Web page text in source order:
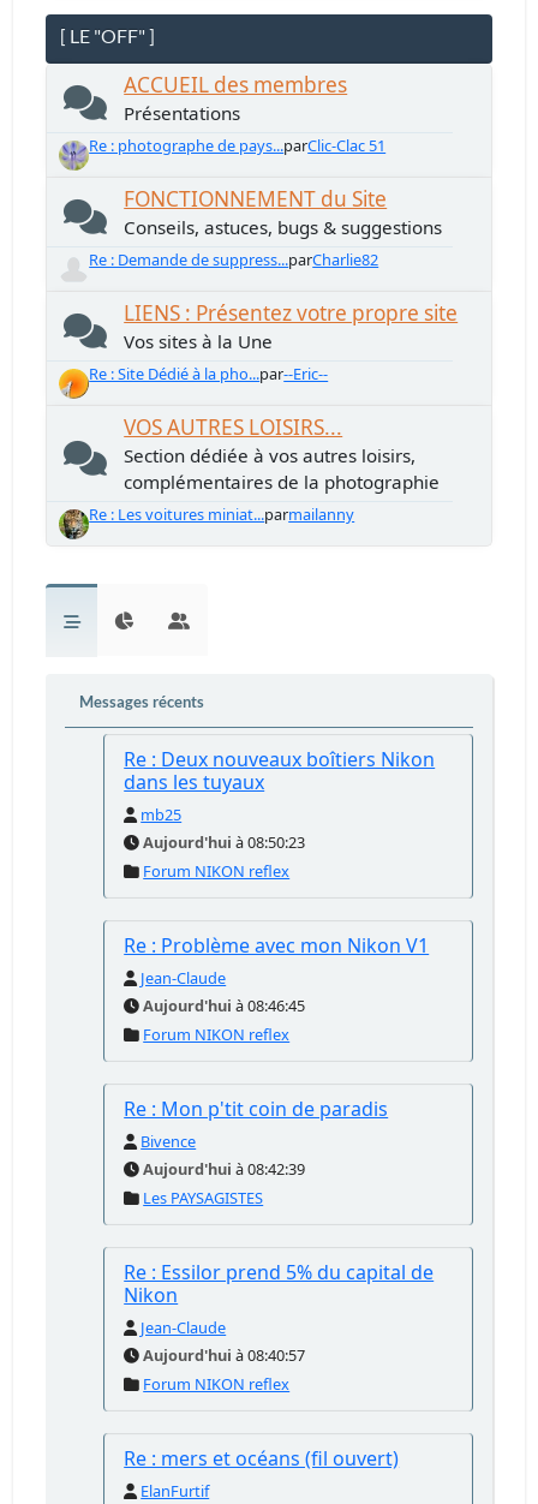
[ LE "OFF" ]
ACCUEIL des membres
Présentations
Re : photographe de pays...parClic-Clac 51
FONCTIONNEMENT du Site
Conseils, astuces, bugs & suggestions
Re : Demande de suppress...parCharlie82
LIENS : Présentez votre propre site
Vos sites à la Une
Re : Site Dédié à la pho...par--Eric--
VOS AUTRES LOISIRS...
Section dédiée à vos autres loisirs,
complémentaires de la photographie
Re : Les voitures miniat...parmailanny
Messages récents
Re : Deux nouveaux boîtiers Nikon
dans les tuyaux
mb25
Aujourd'hui à 08:50:23
Forum NIKON reflex
Re : Problème avec mon Nikon V1
Jean-Claude
Aujourd'hui à 08:46:45
Forum NIKON reflex
Re : Mon p'tit coin de paradis
Bivence
Aujourd'hui à 08:42:39
Les PAYSAGISTES
Re : Essilor prend 5% du capital de
Nikon
Jean-Claude
Aujourd'hui à 08:40:57
Forum NIKON reflex
Re : mers et océans (fil ouvert)
ElanFurtif